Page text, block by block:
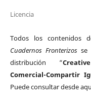
Licencia
Todos los contenidos
Cuadernos Fronterizos se
distribución “
Comercial-Compartir
Puede consultar desde